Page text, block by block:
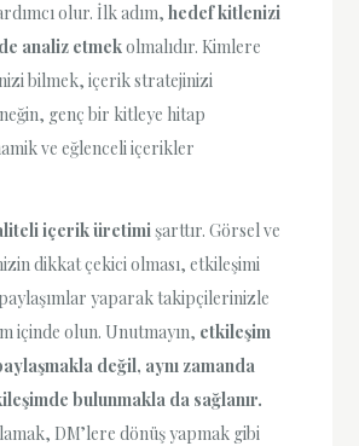
olur. İlk adım,hedef kitlenizi
analiz etmekolmalıdır. Kimlere
bilmek, içerik stratejinizi
genç bir kitleye hitap
ve eğlenceli içerikler
içerik üretimi şarttır. Görsel ve
dikkat çekici olması, etkileşimi
yaparak takipçilerinizle
içinde olun. Unutmayın, etkileşim
değil, aynı zamanda
bulunmakla da sağlanır.
DM’lere dönüş yapmak gibi